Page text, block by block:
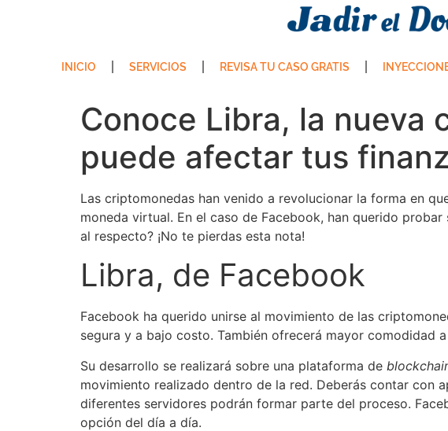
INICIO SERVICIOS REVISA TU CASO GRATIS
Conoce Libra, la nueva
puede afectar tus
Las criptomonedas han venido a revolucionar la forma en
moneda virtual. En el caso de Facebook, han querido
al respecto? ¡No te pierdas esta nota!
Libra, de Facebook
Facebook ha querido unirse al movimiento de las
segura y a bajo costo. También ofrecerá mayor comodidad
Su desarrollo se realizará sobre una plataforma de
movimiento realizado dentro de la red. Deberás contar con
diferentes servidores podrán formar parte del proceso.
opción del día a día.